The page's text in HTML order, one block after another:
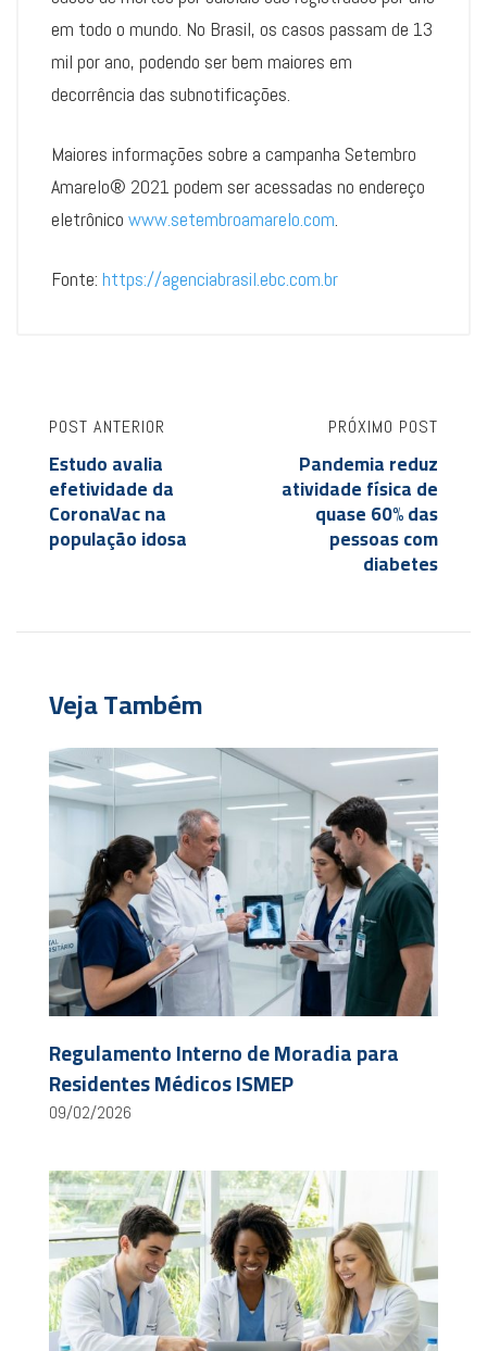
em todo o mundo. No Brasil, os casos passam de 13
mil por ano, podendo ser bem maiores em
decorrência das subnotificações.
Maiores informações sobre a campanha Setembro
Amarelo® 2021 podem ser acessadas no endereço
eletrônico www.setembroamarelo.com.
Fonte: https://agenciabrasil.ebc.com.br
POST ANTERIOR
Estudo avalia
efetividade da
CoronaVac na
população idosa
PRÓXIMO POST
Pandemia reduz
atividade física de
quase 60% das
pessoas com
diabetes
Veja Também
Regulamento Interno de Moradia para
Residentes Médicos ISMEP
09/02/2026